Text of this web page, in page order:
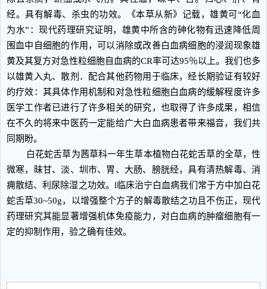
经。具有解毒、杀虫的功效。《本草从新》记载，雄黄可“化血
为水”：现代药理研究证明，雄黄中所含的砷化物有迅速降低周
围血中自细胞的作用，可以消除或改善白血病细胞的浸润现象雄
黄及其复方对急性粒细胞自血病的CR率可达95％以上。我们也多
以雄黄入丸、散剂．配合其他药物用于临床，经长期验证有较好
的疗效：其具体作用机制和对急性粒细胞白血病的缓解程度许多
医学工作者已进行了许多相关的研究，也取得了许多成果，相信
在不久的将来中医药一定能给广大白血病患者带来福音，我们共
同期盼。
白花蛇舌草为茜草科一年生草本植物白花蛇舌草的全草，性
微寒，昧甘、淡、圳市、胃、大肠、膀胱经，具有清热解毒、消
痈散结、利尿除湿之功效。l临床治宁白血病我们常于方中加白花
蛇舌草30~50g，以增强整个方子的解毒散结之功且不伤正，现代
药理研究其能显著增强机体免疫能力，对白血病的肿瘤细胞有一
定的抑制作用，验之确有佳效。